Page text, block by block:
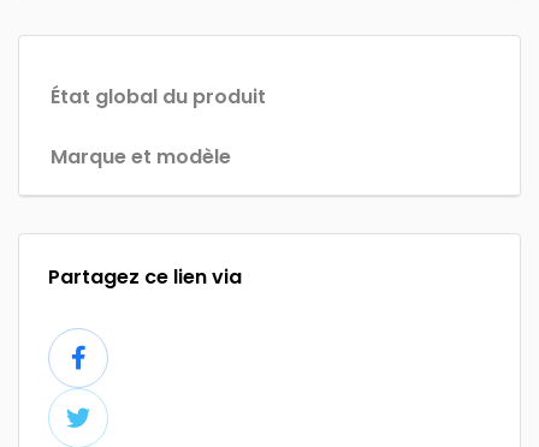
État global du produit
Marque et modèle
Partagez ce lien via